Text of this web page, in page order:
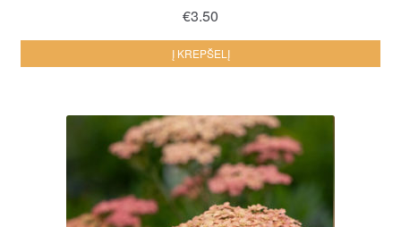
€3.50
Į KREPŠELĮ